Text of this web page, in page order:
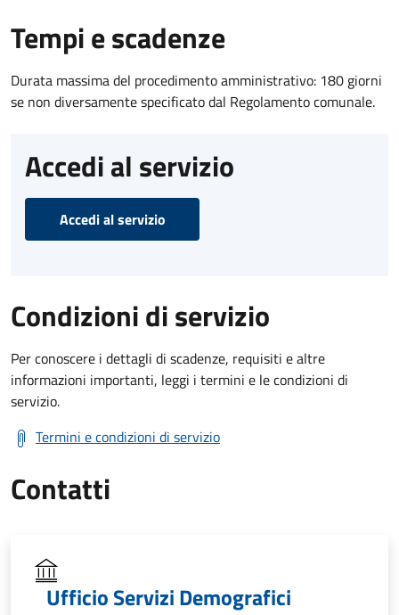
Tempi e scadenze
Durata massima del procedimento amministrativo: 180 giorni
se non diversamente specificato dal Regolamento comunale.
Accedi al servizio
Accedi al servizio
Condizioni di servizio
Per conoscere i dettagli di scadenze, requisiti e altre
informazioni importanti, leggi i termini e le condizioni di
servizio.
Termini e condizioni di servizio
Contatti
Ufficio Servizi Demografici